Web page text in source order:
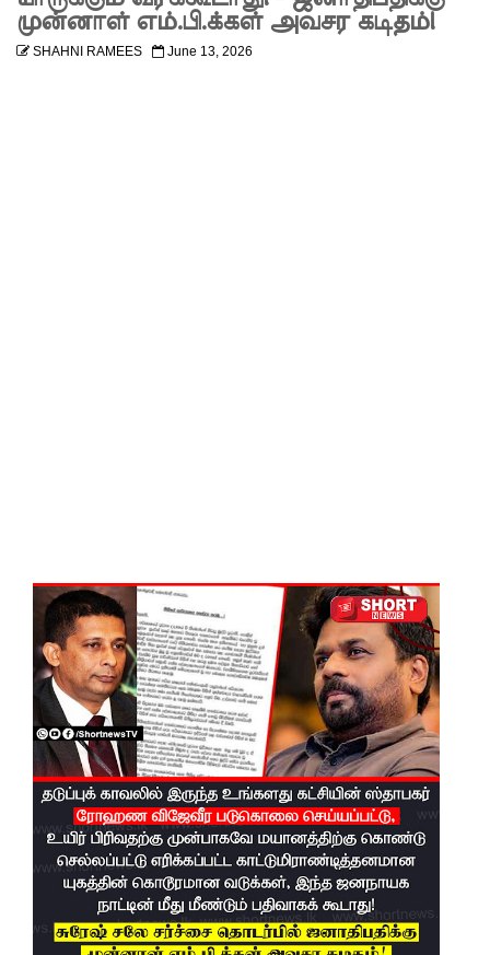
கப்பட்ட
டெங்கு
காவின்
சிறைத்
தண்ட
னைக்கு
எதிரான
மேல்மு
றையீட்டு
விசார
செப்டம்பர்
முன்னாள் எம்.பி.க்கள் அவசர கடிதம்!
SHAHNI RAMEES June 13, 2026